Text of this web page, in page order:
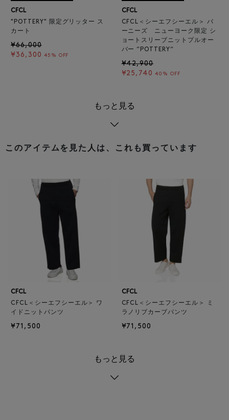
CFCL
"POTTERY" 限定グリッター ス
カート
¥66,000
¥36,300 45% OFF
CFCL
CFCL＜シーエフシーエル＞ バ
ーニーズ ニューヨーク限定 シ
ョートスリーブニットプルオー
バー “POTTERY“
¥42,900
¥25,740 40% OFF
もっと見る
このアイテムを見た人は、これも買っています
CFCL
CFCL＜シーエフシーエル＞ ワ
イドニットパンツ
¥71,500
CFCL
CFCL＜シーエフシーエル＞ ミ
ラノリブカーブパンツ
¥71,500
もっと見る